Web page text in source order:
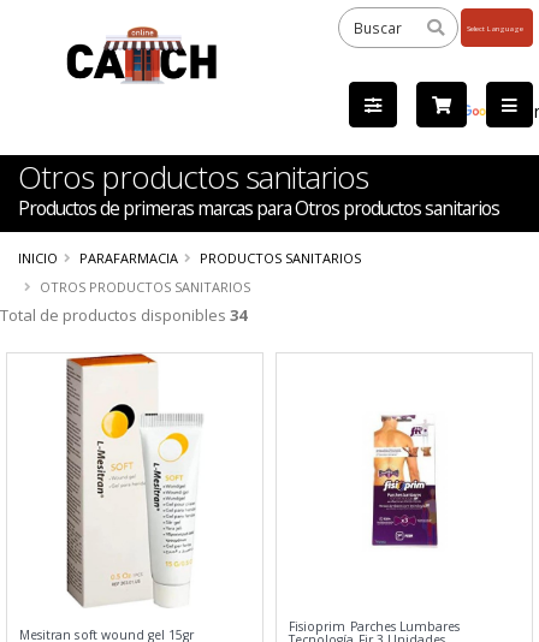
by
Otros productos sanitarios
Productos de primeras marcas para Otros productos sanitarios
INICIO PARAFARMACIA
PRODUCTOS SANITARIOS
OTROS PRODUCTOS SANITARIOS
Total de productos disponibles 34
Mesitran soft wound gel 15gr Fisioprim Parches Lumbares